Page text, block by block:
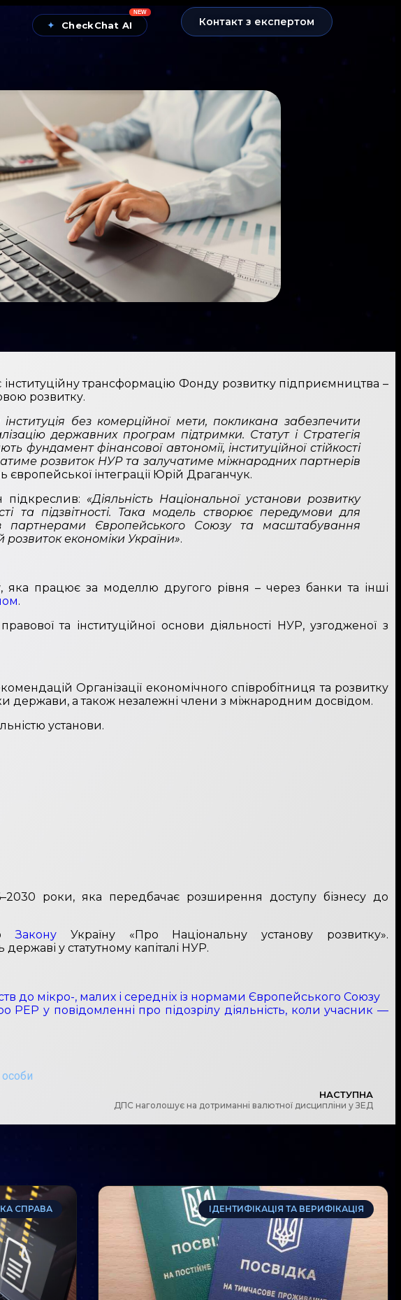
✦ CheckChat AI
NEW
Контакт з експертом
трансформацію Фонду розвитку підприємництва –
розвитку.
без комерційної мети, покликана забезпечити
державних програм підтримки. Статут і Стратегія
фінансової автономії, інституційної стійкості
розвиток НУР та залучатиме міжнародних партнерів
європейської інтеграції Юрій Драганчук.
підкреслив: «Діяльність Національної установи розвитку
та підзвітності. Така модель створює передумови для
партнерами Європейського Союзу та масштабування
економіки України».
яка працює за моделлю другого рівня – через банки та інші
.
та інституційної основи діяльності НУР, узгодженої з
Організації економічного співробітниця та розвитку
держави, а також незалежні члени з міжнародним досвідом.
установи.
роки, яка передбачає розширення доступу бізнесу до
ЗаконуУкраїну «Про Національну установу розвитку».
у статутному капіталі НУР.
до мікро-, малих і середніх із нормами Європейського Союзу
РЕР у повідомленні про підозрілу діяльність, коли учасник —
НАСТУПНА
ДПС наголошує на дотриманні валютної дисципліни у ЗЕД
СПРАВА ІДЕНТИФІКАЦІЯ ТА ВЕРИФІКАЦІЯ